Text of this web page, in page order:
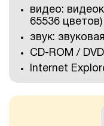
видео:
65536 цветов)
звук:
CD-ROM /
Internet